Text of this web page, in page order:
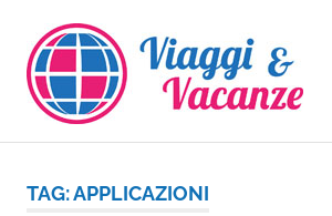
contenuto
TAG:APPLICAZIONI